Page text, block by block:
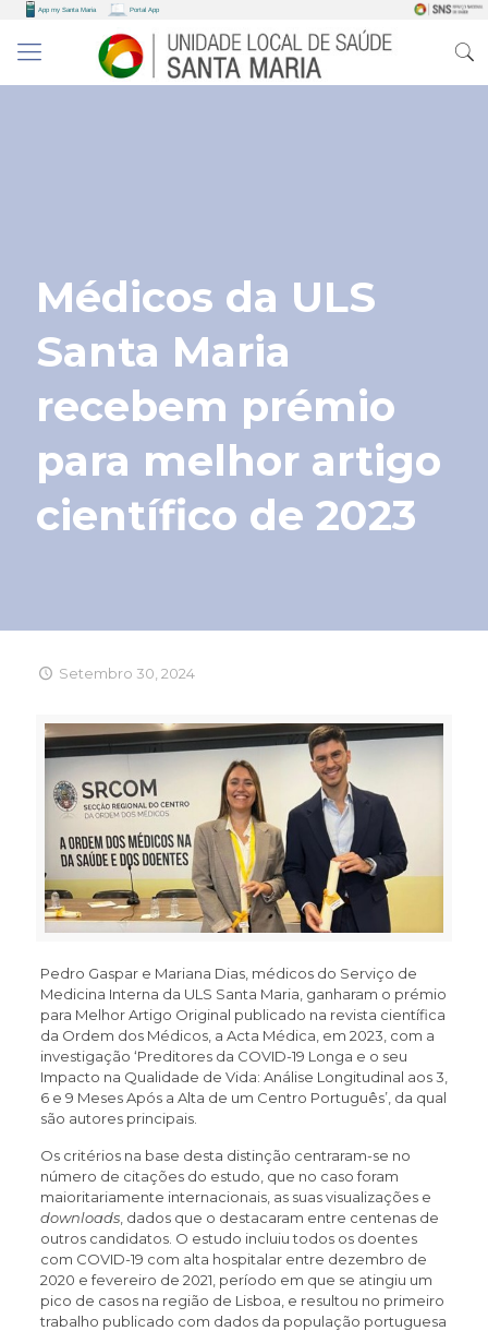
Médicos da ULS
Santa Maria
recebem prémio
para melhor artigo
científico de 2023
Setembro 30, 2024
Pedro Gaspar e Mariana Dias, médicos do Serviço de
Medicina Interna da ULS Santa Maria, ganharam o prémio
para Melhor Artigo Original publicado na revista científica
da Ordem dos Médicos, a Acta Médica, em 2023, com a
investigação ‘Preditores da COVID-19 Longa e o seu
Impacto na Qualidade de Vida: Análise Longitudinal aos 3,
6 e 9 Meses Após a Alta de um Centro Português’, da qual
são autores principais.
Os critérios na base desta distinção centraram-se no
número de citações do estudo, que no caso foram
maioritariamente internacionais, as suas visualizações e
downloads, dados que o destacaram entre centenas de
outros candidatos. O estudo incluiu todos os doentes
com COVID-19 com alta hospitalar entre dezembro de
2020 e fevereiro de 2021, período em que se atingiu um
pico de casos na região de Lisboa, e resultou no primeiro
trabalho publicado com dados da população portuguesa